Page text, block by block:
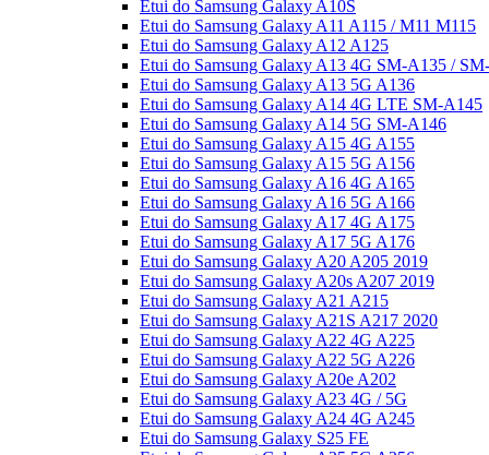
Etui do Samsung Galaxy A10S
Etui do Samsung Galaxy A11 A115 / M11 M115
Etui do Samsung Galaxy A12 A125
Etui do Samsung Galaxy A13 4G SM-A135 /
Etui do Samsung Galaxy A13 5G A136
Etui do Samsung Galaxy A14 4G LTE SM-A145
Etui do Samsung Galaxy A14 5G SM-A146
Etui do Samsung Galaxy A15 4G A155
Etui do Samsung Galaxy A15 5G A156
Etui do Samsung Galaxy A16 4G A165
Etui do Samsung Galaxy A16 5G A166
Etui do Samsung Galaxy A17 4G A175
Etui do Samsung Galaxy A17 5G A176
Etui do Samsung Galaxy A20 A205 2019
Etui do Samsung Galaxy A20s A207 2019
Etui do Samsung Galaxy A21 A215
Etui do Samsung Galaxy A21S A217 2020
Etui do Samsung Galaxy A22 4G A225
Etui do Samsung Galaxy A22 5G A226
Etui do Samsung Galaxy A20e A202
Etui do Samsung Galaxy A23 4G / 5G
Etui do Samsung Galaxy A24 4G A245
Etui do Samsung Galaxy S25 FE